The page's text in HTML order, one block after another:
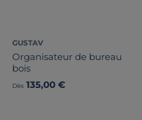
GUSTAV
Organisateur de bureau
bois
Dès 135,00 €